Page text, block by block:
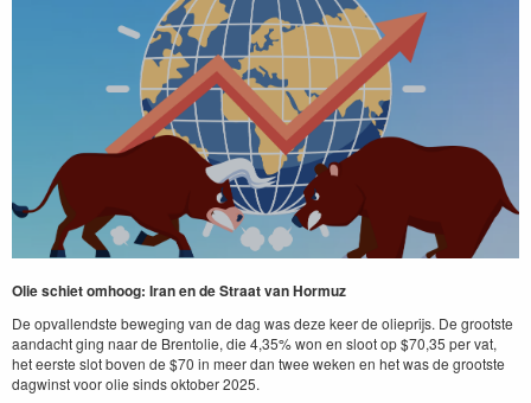
Olie schiet omhoog: Iran en de Straat van Hormuz
De opvallendste beweging van de dag was deze keer de olieprijs. De grootste
aandacht ging naar de Brentolie, die 4,35% won en sloot op $70,35 per vat,
het eerste slot boven de $70 in meer dan twee weken en het was de grootste
dagwinst voor olie sinds oktober 2025.